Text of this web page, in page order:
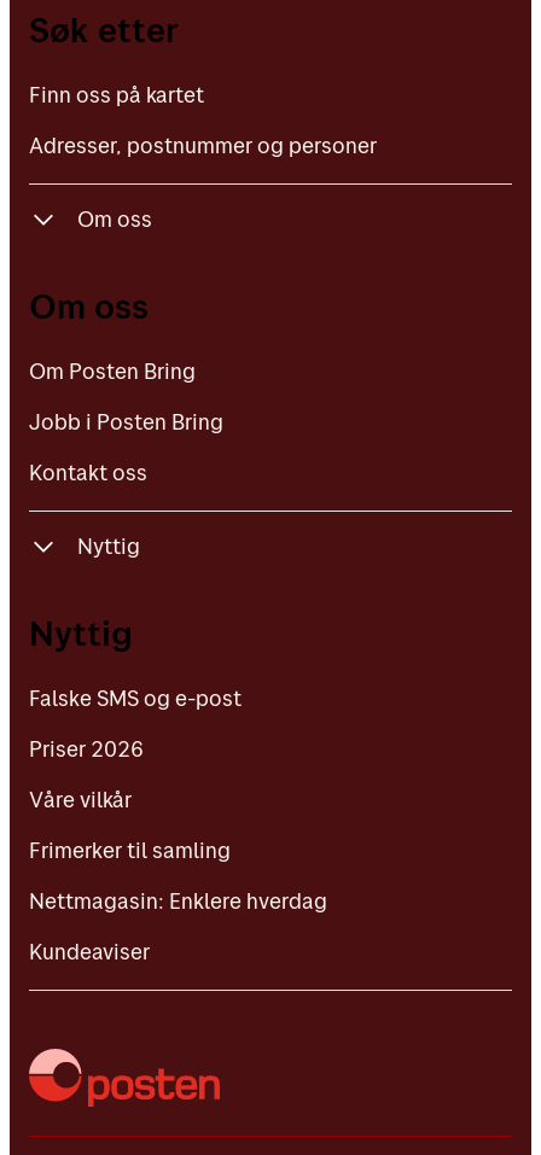
Finn oss på kartet
Søk etter
Finn oss på kartet
Adresser, postnummer og personer
Om oss
Om oss
Om Posten Bring
Jobb i Posten Bring
Kontakt oss
Nyttig
Falske SMS og e-post
Nyttig
Falske SMS og e-post
Priser 2026
Våre vilkår
Frimerker til samling
Nettmagasin: Enklere hverdag
Kundeaviser